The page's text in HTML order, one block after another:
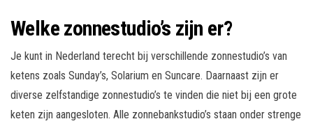
Welke zonnestudio’s zijn er?
Je kunt in Nederland terecht bij verschillende zonnestudio’s van
ketens zoals Sunday’s, Solarium en Suncare. Daarnaast zijn er
diverse zelfstandige zonnestudio’s te vinden die niet bij een grote
keten zijn aangesloten. Alle zonnebankstudio’s staan onder strenge